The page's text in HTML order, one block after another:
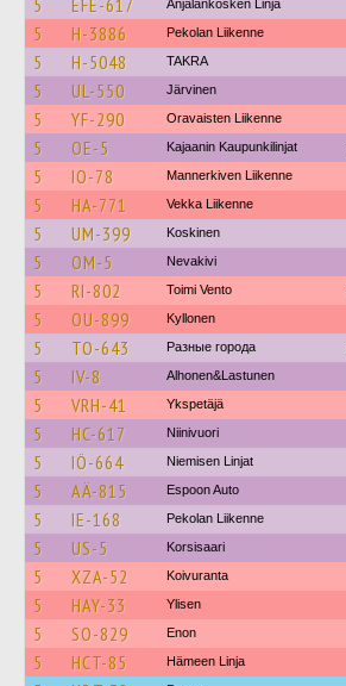
5 EFE-617 Anjalankosken Linja
5 H-3886 Pekolan Liikenne
5 H-5048 TAKRA
5 UL-550 Järvinen
5 YF-290 Oravaisten Liikenne
5 OE-5 Kajaanin Kaupunkilinjat
5 IO-78 Mannerkiven Liikenne
5 HA-771 Vekka Liikenne
5 UM-399 Koskinen
5 OM-5 Nevakivi
5 RI-802 Toimi Vento
5 OU-899 Kyllonen
5 TO-643 Разные города
5 IV-8 Alhonen&Lastunen
5 VRH-41 Ykspetäjä
5 HC-617 Niinivuori
5 IÖ-664 Niemisen Linjat
5 AÄ-815 Espoon Auto
5 IE-168 Pekolan Liikenne
5 US-5 Korsisaari
5 XZA-52 Koivuranta
5 HAY-33 Ylisen
5 SO-829 Enon
5 HCT-85 Hämeen Linja